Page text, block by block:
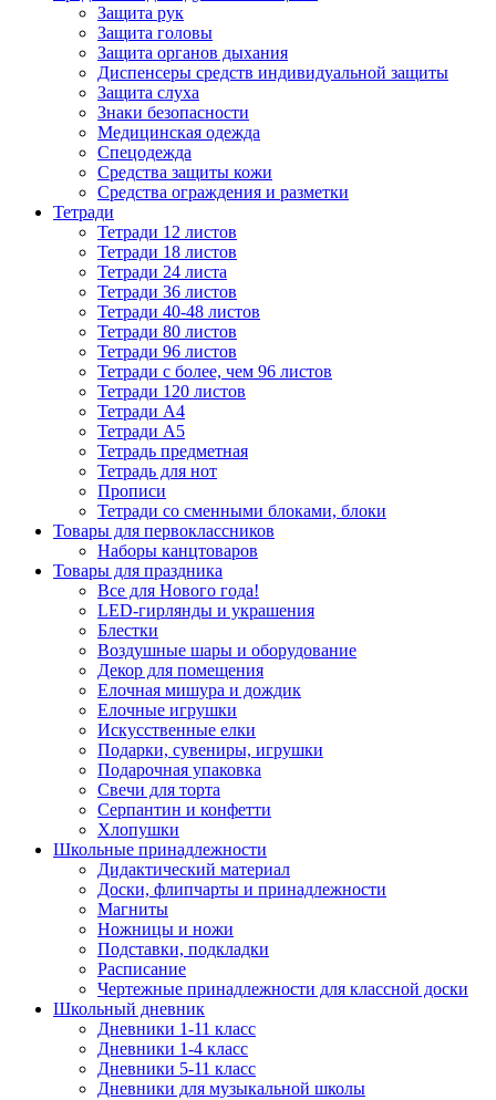
Защита рук
Защита головы
Защита органов дыхания
Диспенсеры средств индивидуальной защиты
Защита слуха
Знаки безопасности
Медицинская одежда
Спецодежда
Средства защиты кожи
Средства ограждения и разметки
Тетради
Тетради 12 листов
Тетради 18 листов
Тетради 24 листа
Тетради 36 листов
Тетради 40-48 листов
Тетради 80 листов
Тетради 96 листов
Тетради с более, чем 96 листов
Тетради 120 листов
Тетради А4
Тетради А5
Тетрадь предметная
Тетрадь для нот
Прописи
Тетради со сменными блоками, блоки
Товары для первоклассников
Наборы канцтоваров
Товары для праздника
Все для Нового года!
LED-гирлянды и украшения
Блестки
Воздушные шары и оборудование
Декор для помещения
Елочная мишура и дождик
Елочные игрушки
Искусственные елки
Подарки, сувениры, игрушки
Подарочная упаковка
Свечи для торта
Серпантин и конфетти
Хлопушки
Школьные принадлежности
Дидактический материал
Доски, флипчарты и принадлежности
Магниты
Ножницы и ножи
Подставки, подкладки
Расписание
Чертежные принадлежности для классной доски
Школьный дневник
Дневники 1-11 класс
Дневники 1-4 класс
Дневники 5-11 класс
Дневники для музыкальной школы